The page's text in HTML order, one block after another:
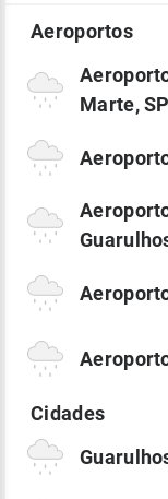
Marte, SP